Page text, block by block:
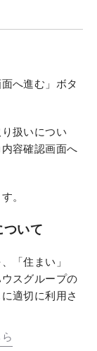
へ進む」ボタ
扱いについ
容確認画面へ
。
いて
「住まい」
スグループの
適切に利用さ